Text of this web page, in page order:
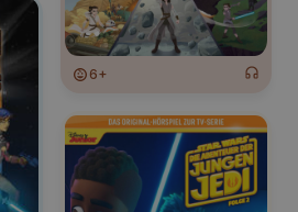
6+